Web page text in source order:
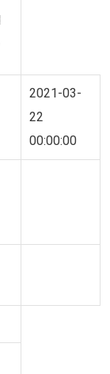
2021-03-
22
00:00:00